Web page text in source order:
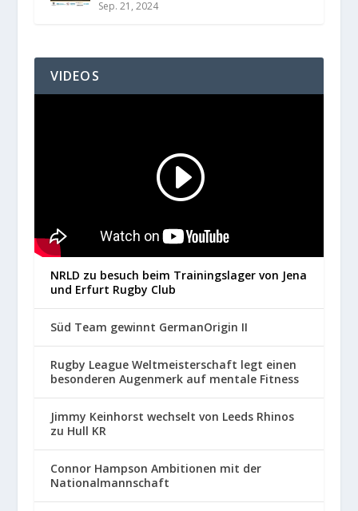
Sep. 21, 2024
VIDEOS
NRLD zu besuch beim Trainingslager von Jena
und Erfurt Rugby Club
Süd Team gewinnt GermanOrigin II
Rugby League Weltmeisterschaft legt einen
besonderen Augenmerk auf mentale Fitness
Jimmy Keinhorst wechselt von Leeds Rhinos
zu Hull KR
Connor Hampson Ambitionen mit der
Nationalmannschaft